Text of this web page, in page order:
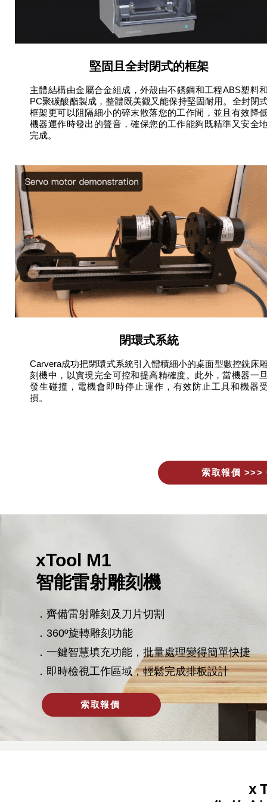
堅固且全封閉式的框架
主體結構由金屬合金組成，外殼由不銹鋼和工程ABS塑料
PC聚碳酸酯製成，整體既美觀又能保持堅固耐用。全封閉
框架更可以阻隔細小的碎末散落您的工作間，並且有效降
機器運作時發出的聲音，確保您的工作能夠既精準又安全
完成。
閉環式系統
Carvera成功把閉環式系統引入體積細小的桌面型數控銑床
刻機中，以實現完全可控和提高精確度。此外，當機器一
發生碰撞，電機會即時停止運作，有效防止工具和機器
損。
索取報價 >>>
xTool M1
智能雷射雕刻機
．齊備雷射雕刻及刀片切割
．360º旋轉雕刻功能
．一鍵智慧填充功能，批量處理變得簡單快捷
．即時檢視工作區域，輕鬆完成排板設計
索取報價